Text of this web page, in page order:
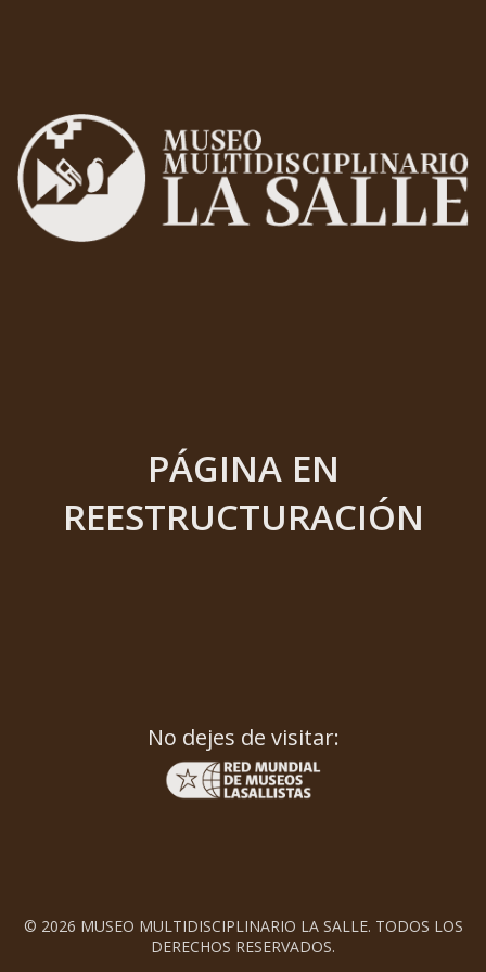
PÁGINA EN
REESTRUCTURACIÓN
No dejes de visitar:
© 2026 MUSEO MULTIDISCIPLINARIO LA SALLE. TODOS LOS
DERECHOS RESERVADOS.